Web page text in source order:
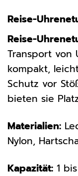
Reise-
Reise-
Transport von
kompakt,
Schutz vor
bieten sie
Materialien:
Nylon,
Kapazität: 1